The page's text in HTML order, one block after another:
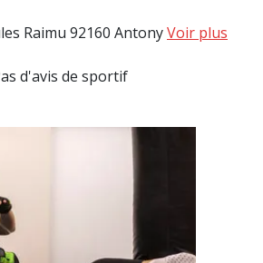
Raimu 92160 AntonyVoir plus
d'avis de sportif